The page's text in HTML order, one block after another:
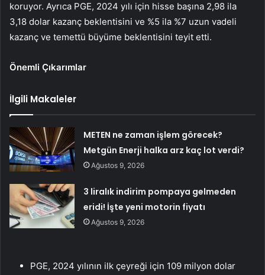
koruyor. Ayrıca PGE, 2024 yılı için hisse başına 2,98 ila
3,18 dolar kazanç beklentisini ve %5 ila %7 uzun vadeli
kazanç ve temettü büyüme beklentisini teyit etti.
Önemli Çıkarımlar
İlgili Makaleler
METEN ne zaman işlem görecek?
Metgün Enerji halka arz kaç lot verdi?
Ağustos 9, 2026
3 liralık indirim pompaya gelmeden
eridi! İşte yeni motorin fiyatı
Ağustos 9, 2026
PGE, 2024 yılının ilk çeyreği için 109 milyon dolar